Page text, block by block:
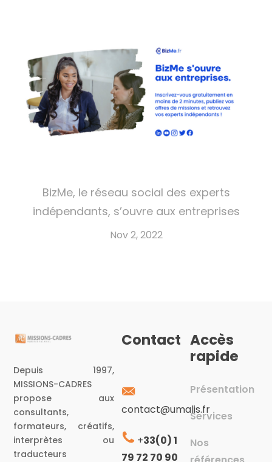
BizMe, le réseau social des experts
indépendants, s’ouvre aux entreprises
Nov 2, 2022
Depuis 1997,
MISSIONS-CADRES
propose aux
consultants,
formateurs, créatifs,
interprètes ou
traducteurs
Contact
contact@umalis.fr
+33(0) 1
79 72 70 90
Accès
rapide
Présentation
Services
Nos